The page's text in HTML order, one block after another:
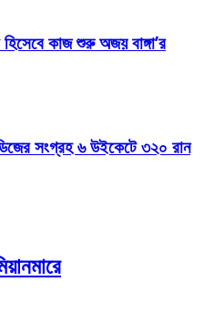
হিসেবে কাজ শুরু অজয় বাঙ্গা’র
সংগ্রহ ৬ উইকেটে ৩২০ রান